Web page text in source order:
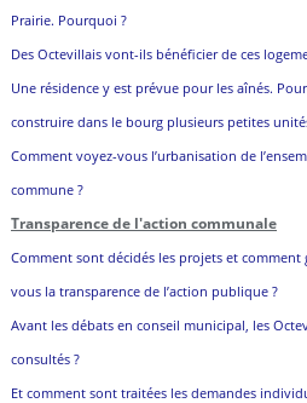
Prairie. Pourquoi ?
Des Octevillais vont-ils bénéficier de ces
Une résidence y est prévue pour les aînés.
construire dans le bourg plusieurs petites
Comment voyez-vous l’urbanisation de
commune ?
Transparence de l'action communale
Comment sont décidés les projets et comment
vous la transparence de l’action publique ?
Avant les débats en conseil municipal, les
consultés ?
Et comment sont traitées les demandes